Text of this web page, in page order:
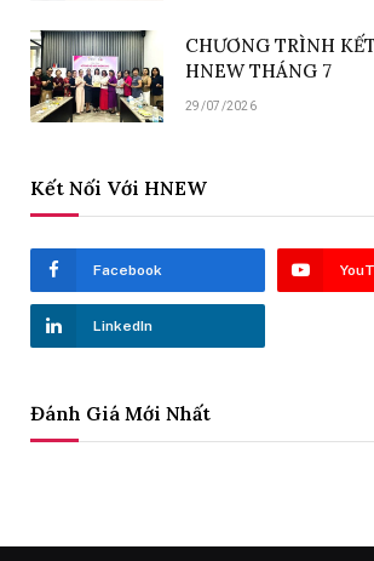
CHƯƠNG TRÌNH
HNEW THÁNG 7
29/07/2026
Kết Nối Với HNEW
Facebook
LinkedIn
Đánh Giá Mới Nhất